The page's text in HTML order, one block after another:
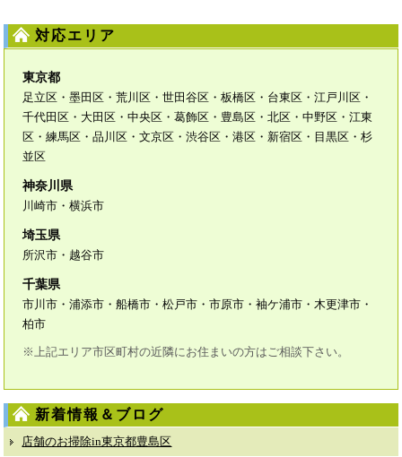
対応エリア
東京都
足立区・墨田区・荒川区・世田谷区・板橋区・台東区・江戸川区・
千代田区・大田区・中央区・葛飾区・豊島区・北区・中野区・江東
区・練馬区・品川区・文京区・渋谷区・港区・新宿区・目黒区・杉
並区
神奈川県
川崎市・横浜市
埼玉県
所沢市・越谷市
千葉県
市川市・浦添市・船橋市・松戸市・市原市・袖ケ浦市・木更津市・
柏市
※上記エリア市区町村の近隣にお住まいの方はご相談下さい。
新着情報＆ブログ
店舗のお掃除in東京都豊島区